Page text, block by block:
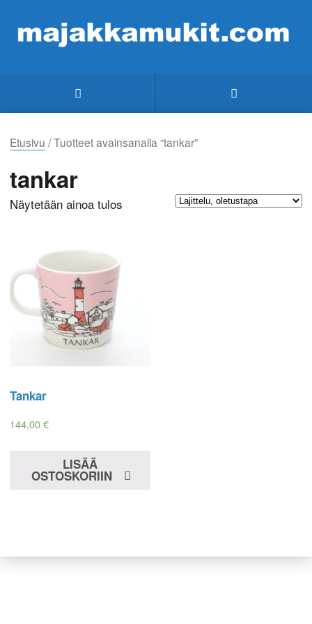
Etusivu / Tuotteet avainsanalla “tankar”
tankar
Näytetään ainoa tulos
Tankar
144,00€
LISÄÄ
OSTOSKORIIN